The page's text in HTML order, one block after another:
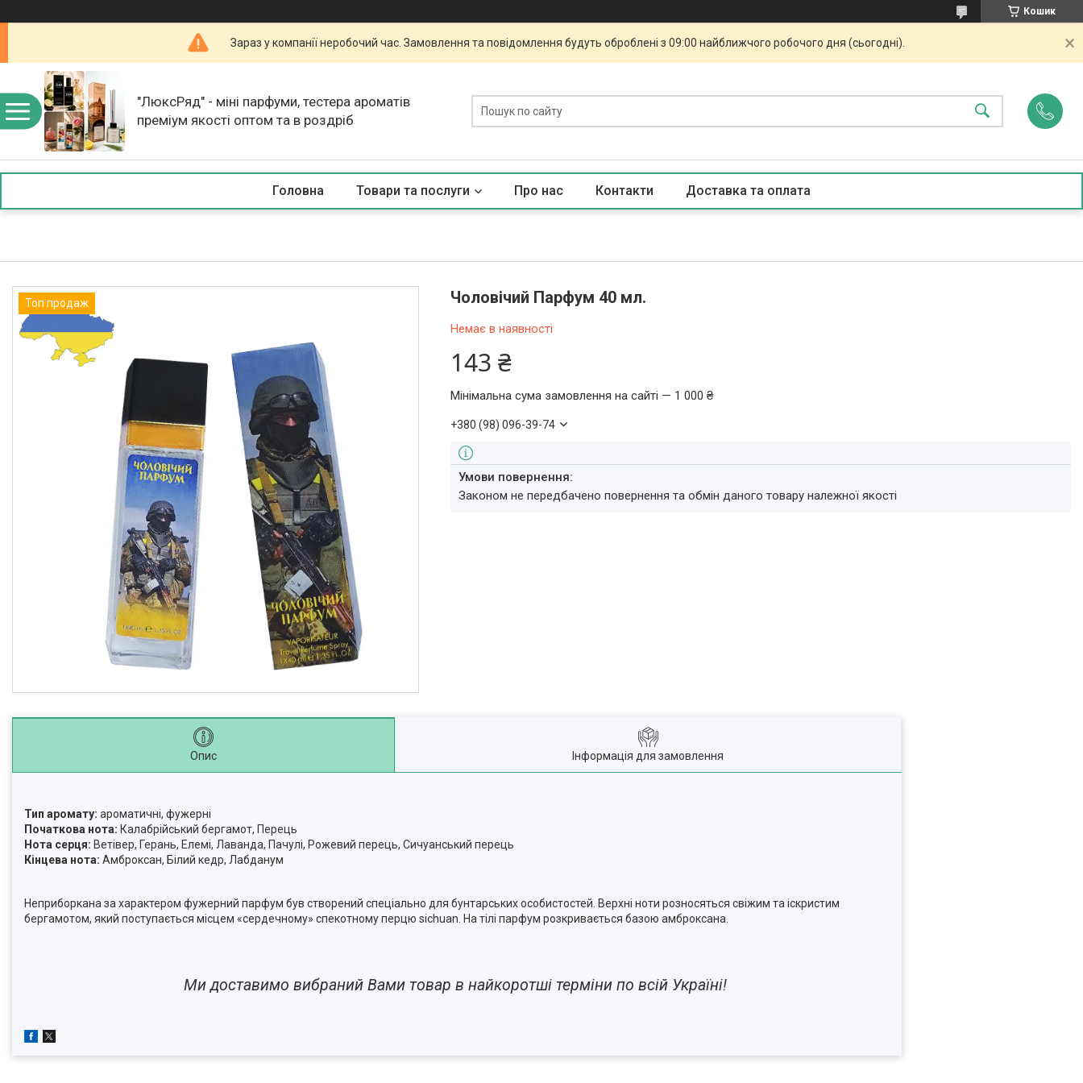
Кошик
Зараз у компанії неробочий час. Замовлення та повідомлення будуть оброблені з 09:00 найближчого робочого дня (сьогодні).
"ЛюксРяд" - міні парфуми, тестера ароматів
преміум якості оптом та в роздріб
Головна Товари та послуги Про нас Контакти Доставка та оплата
Топ продаж Чоловічий Парфум 40 мл.
Немає в наявності
143 ₴
Мінімальна сума замовлення на сайті — 1 000 ₴
+380 (98) 096-39-74
Законом не передбачено повернення та обмін даного товару належної якості
Опис Інформація для замовлення
Тип аромату: ароматичні, фужерні
Початкова нота: Калабрійський бергамот, Перець
Нота серця: Ветівер, Герань, Елемі, Лаванда, Пачулі, Рожевий перець, Сичуанський перець
Кінцева нота: Амброксан, Білий кедр, Лабданум
Неприборкана за характером фужерний парфум був створений спеціально для бунтарських особистостей. Верхні ноти розносяться свіжим та іскристим
бергамотом, який поступається місцем «сердечному» спекотному перцю sichuan. На тілі парфум розкривається базою амброксана.
Ми доставимо вибраний Вами товар в найкоротші терміни по всій Україні!